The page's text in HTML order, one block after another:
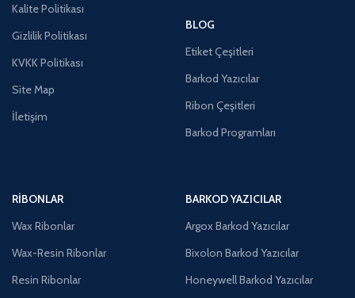
Kalite Politikası
Gizlilik Politikası
KVKK Politikası
Site Map
İletişim
BLOG
Etiket Çeşitleri
Barkod Yazıcılar
Ribon Çeşitleri
Barkod Programları
RIBONLAR
Wax Ribonlar
Wax-Resin Ribonlar
Resin Ribonlar
BARKOD YAZICILAR
Argox Barkod Yazıcılar
Bixolon Barkod Yazıcılar
Honeywell Barkod Yazıcılar